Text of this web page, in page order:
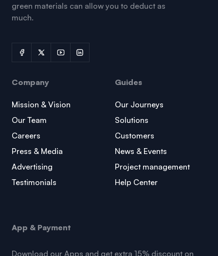
green materials can allow you to deduct as
much.
Company
Mission & Vision
Our Team
Careers
Press & Media
Advertising
Testimonials
Guides
Our Journeys
Solutions
Customers
News & Events
Project management
Help Center
App & Payment
Download our Apps and get extra 15% discount on